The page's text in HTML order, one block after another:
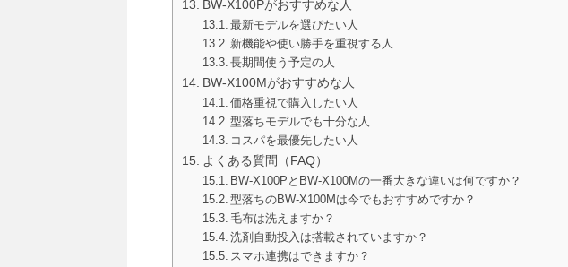
BW-X100Pがおすすめな人
最新モデルを選びたい人
新機能や使い勝手を重視する人
長期間使う予定の人
BW-X100Mがおすすめな人
価格重視で購入したい人
型落ちモデルでも十分な人
コスパを最優先したい人
よくある質問（FAQ）
BW-X100PとBW-X100Mの一番大きな違いは何ですか？
型落ちのBW-X100Mは今でもおすすめですか？
毛布は洗えますか？
洗剤自動投入は搭載されていますか？
スマホ連携はできますか？